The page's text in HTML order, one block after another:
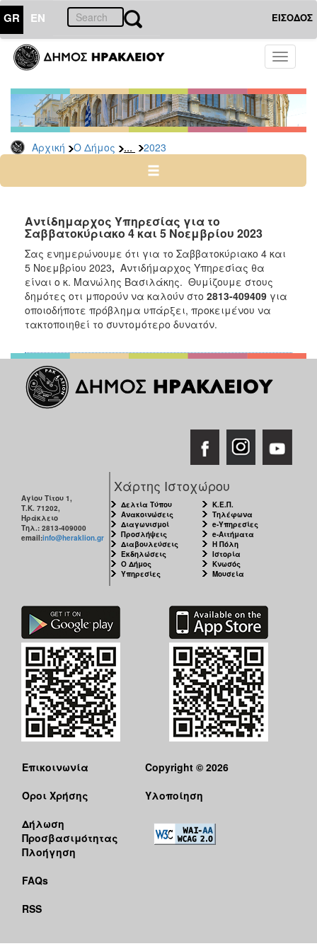
GR EN ΕΙΣΟΔΟΣ
Toggle
Αρχική Ο Δήμος ... 2023
ΔΗΜΟΣ
Δελτία
Τύπου
Αρχείο
2026
2024
2022
2021
2020
2019
2018
2016
2015
2013
ΠΟΛΙΤΙΣΜΟΣ
ΑΝΘΕΚΤΙΚΗ
ΠΟΛΗ
Αντίδημαρχος Υπηρεσίας για τo
Σαββατοκύριακο 4 και 5 Νοεμβρίου 2023
Σας ενημερώνουμε ότι για το Σαββατοκύριακο 4 και
5 Νοεμβρίου 2023, Αντιδήμαρχος Υπηρεσίας θα
είναι ο κ. Μανώλης Βασιλάκης. Θυμίζουμε στους
δημότες οτι μπορούν να καλούν στο 2813-409409 για
οποιοδήποτε πρόβλημα υπάρξει, προκειμένου να
τακτοποιηθεί το συντομότερο δυνατόν.
Αγίου Τίτου 1,
Τ.Κ. 71202,
Ηράκλειο
Τηλ.: 2813-409000
email:info@heraklion.gr
Χάρτης Ιστοχώρου
Δελτία Τύπου
Ανακοινώσεις
Διαγωνισμοί
Προσλήψεις
Διαβουλεύσεις
Εκδηλώσεις
Ο Δήμος
Υπηρεσίες
Κ.Ε.Π.
Τηλέφωνα
e-Υπηρεσίες
e-Αιτήματα
Η Πόλη
Ιστορία
Κνωσός
Μουσεία
Επικοινωνία
Όροι Χρήσης
Δήλωση
Προσβασιμότητας
Πλοήγηση
FAQs
RSS
Copyright © 2026
Υλοποίηση